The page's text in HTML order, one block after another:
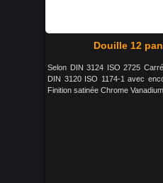
Douille 12
Selon DIN 3124 ISO 2725
DIN 3120 ISO 1174-1 avec
Finition satinée Chrome Vanadium